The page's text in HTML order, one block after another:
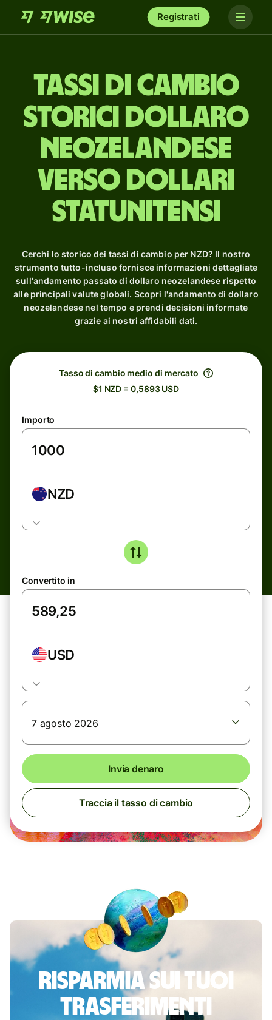
Registrati
Tassi di cambio
storici dollaro
neozelandese
verso dollari
statunitensi
Cerchi lo storico dei tassi di cambio per NZD? Il nostro
strumento tutto-incluso fornisce informazioni dettagliate
sull'andamento passato di dollaro neozelandese rispetto
alle principali valute globali. Scopri l'andamento di dollaro
neozelandese nel tempo e prendi decisioni informate
grazie ai nostri affidabili dati.
Tasso di cambio medio di mercato
$1 NZD = 0,5893 USD
Importo
NZD
Convertito in
USD
7 agosto 2026
Invia denaro
Traccia il tasso di cambio
Risparmia sui tuoi
trasferimenti